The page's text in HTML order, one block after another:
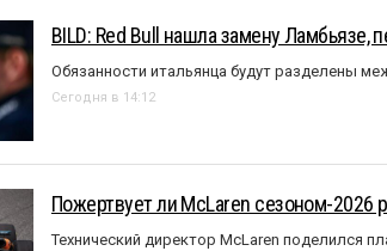
BILD: Red Bull нашла замену
Обязанности итальянца будут разделены
Сегодня в 14:12
Пожертвует ли McLaren сезоном-2026
Технический директор McLaren поделился